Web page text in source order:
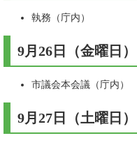
執務（庁内）
9月26日（金曜日）​
市議会本会議（庁内）
9月27日（土曜日）​